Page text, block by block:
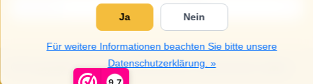
9,7
Ja Nein
Für weitere Informationen beachten Sie bitte unsere
Datenschutzerklärung. »
© Copyright 2026 Der Holländische Holzschuhe Laden